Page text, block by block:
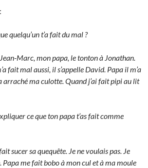
quelqu’un t’a fait du mal ?
Marc, mon papa, le tonton à Jonathan.
fait mal aussi, il s’appelle David. Papa il m’a
arraché ma culotte. Quand j’ai fait pipi au lit
ce que ton papa t’as fait comme
sucer sa quequête. Je ne voulais pas. Je
Papa me fait bobo à mon cul et à ma moule